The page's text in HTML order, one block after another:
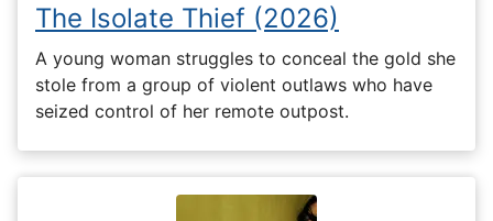
The Isolate Thief (2026)
A young woman struggles to conceal the gold she
stole from a group of violent outlaws who have
seized control of her remote outpost.